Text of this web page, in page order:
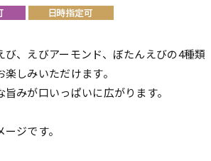
び、えびアーモンド、ぼたんえびの4種類
しみいただけます。
みが口いっぱいに広がります。
ジです。